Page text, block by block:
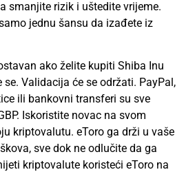
smanjite rizik i uštedite vrijeme.
jednu šansu da izađete iz
ako želite kupiti Shiba Inu
se. Validacija će se održati. PayPal,
ili bankovni transferi su sve
Iskoristite novac na svom
kriptovalutu. eToro ga drži u vaše
sve dok ne odlučite da ga
kriptovalute koristeći eToro na